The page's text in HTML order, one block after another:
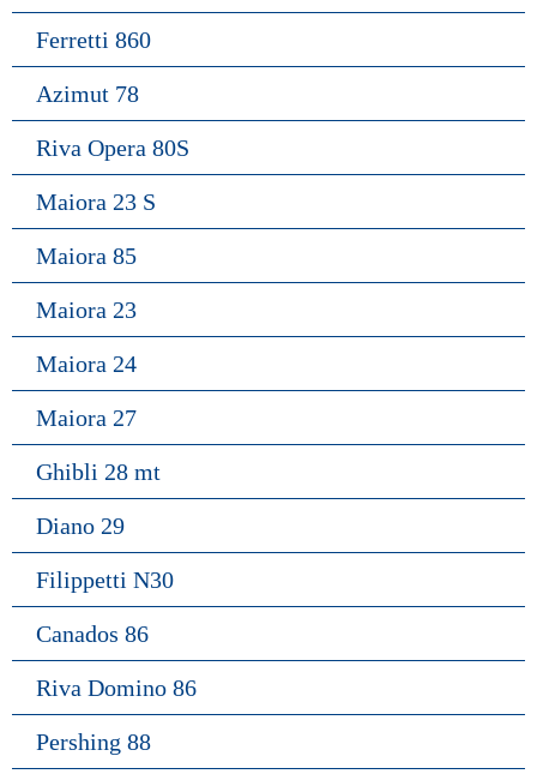
Ferretti 860
Azimut 78
Riva Opera 80S
Maiora 23 S
Maiora 85
Maiora 23
Maiora 24
Maiora 27
Ghibli 28 mt
Diano 29
Filippetti N30
Canados 86
Riva Domino 86
Pershing 88